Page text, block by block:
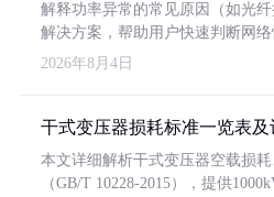
解释功率异常的常见原因（如光
解决方案，帮助用户快速判断网络
2026年8月4日
干式变压器损耗标准一览表及
本文详细解析干式变压器空载损
（GB/T 10228-2015），提供